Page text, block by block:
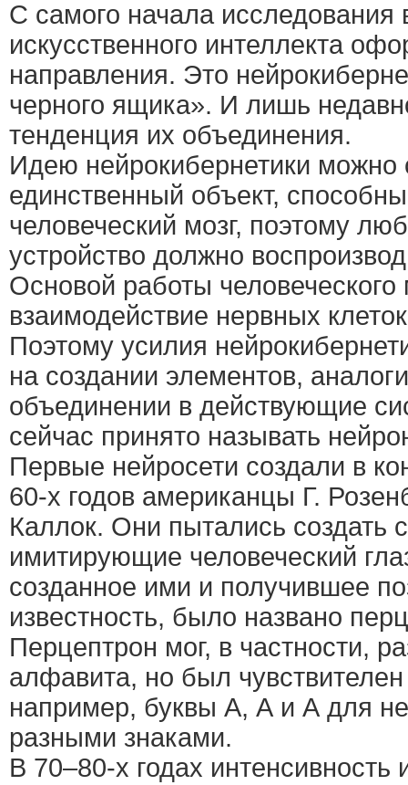
С самого начала исследования
искусственного интеллекта
направления. Это
черного ящика». И лишь
тенденция их объединения.
Идею нейрокибернетики можно
единственный объект,
человеческий мозг, поэтому
устройство должно
Основой работы человеческого
взаимодействие нервных
Поэтому усилия
на создании элементов,
объединении в действующие
сейчас принято называть
Первые нейросети создали в
60-х годов американцы Г.
Каллок. Они пытались создать
имитирующие человеческий
созданное ими и получившее
известность, было названо
Перцептрон мог, в частности,
алфавита, но был
например, буквы А, А и А для
разными знаками.
В 70–80-х годах интенсивность